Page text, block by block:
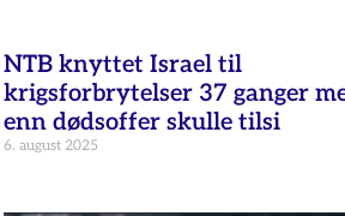
NTB knyttet Israel til
krigsforbrytelser 37 ganger
enn dødsoffer skulle tilsi
6. august 2025